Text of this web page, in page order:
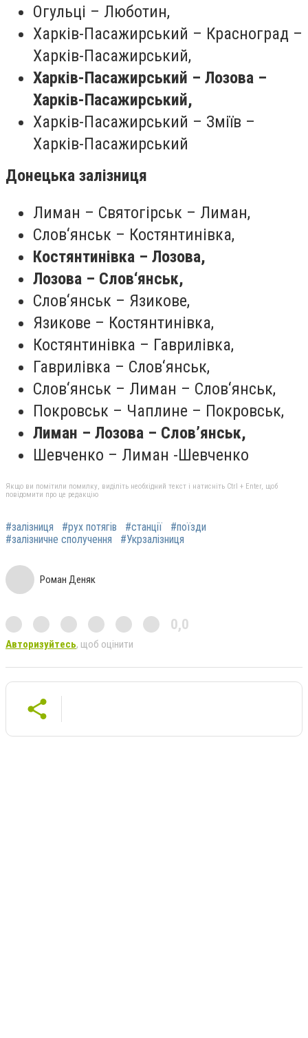
Огульці – Люботин,
Харків-Пасажирський – Красноград –
Харків-Пасажирський,
Харків-Пасажирський – Лозова –
Харків-Пасажирський,
Харків-Пасажирський – Зміїв –
Харків-Пасажирський
Донецька залізниця
Лиман – Святогірськ – Лиман,
Слов‘янськ – Костянтинівка,
Костянтинівка – Лозова,
Лозова – Слов‘янськ,
Слов‘янськ – Язикове,
Язикове – Костянтинівка,
Костянтинівка – Гаврилівка,
Гаврилівка – Слов‘янськ,
Слов‘янськ – Лиман – Слов‘янськ,
Покровськ – Чаплине – Покровськ,
Лиман – Лозова – Слов’янськ,
Шевченко – Лиман -Шевченко
Якщо ви помітили помилку, виділіть необхідний текст і натисніть Ctrl + Enter, щоб
повідомити про це редакцію
#залізниця #рух потягів #станції
#поїзди
#залізничне сполучення
#Укрзалізниця
Роман Деняк
0,0
Авторизуйтесь, щоб оцінити